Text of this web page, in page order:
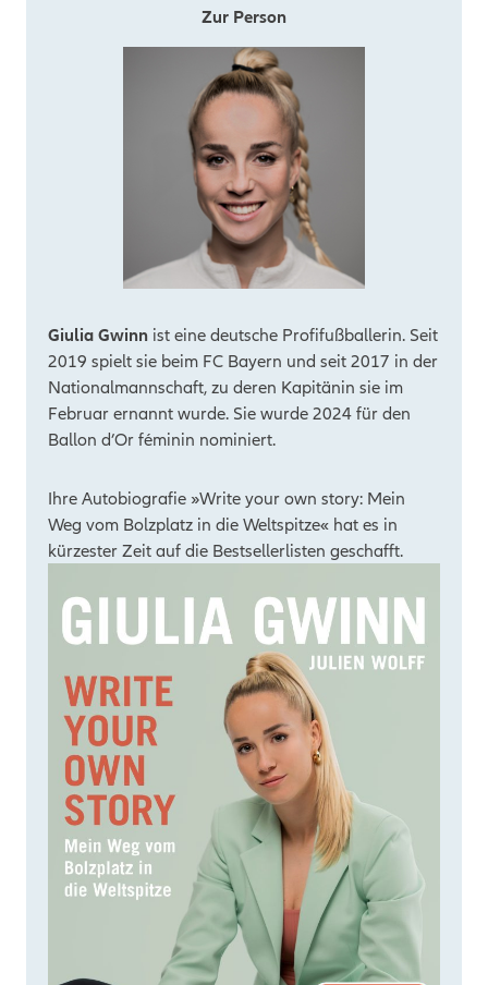
Zur Person
Giulia Gwinn ist eine deutsche Profifußballerin. Seit
2019 spielt sie beim FC Bayern und seit 2017 in der
Nationalmannschaft, zu deren Kapitänin sie im
Februar ernannt wurde. Sie wurde 2024 für den
Ballon d’Or féminin nominiert.
Ihre Autobiografie »Write your own story: Mein
Weg vom Bolzplatz in die Weltspitze« hat es in
kürzester Zeit auf die Bestsellerlisten geschafft.